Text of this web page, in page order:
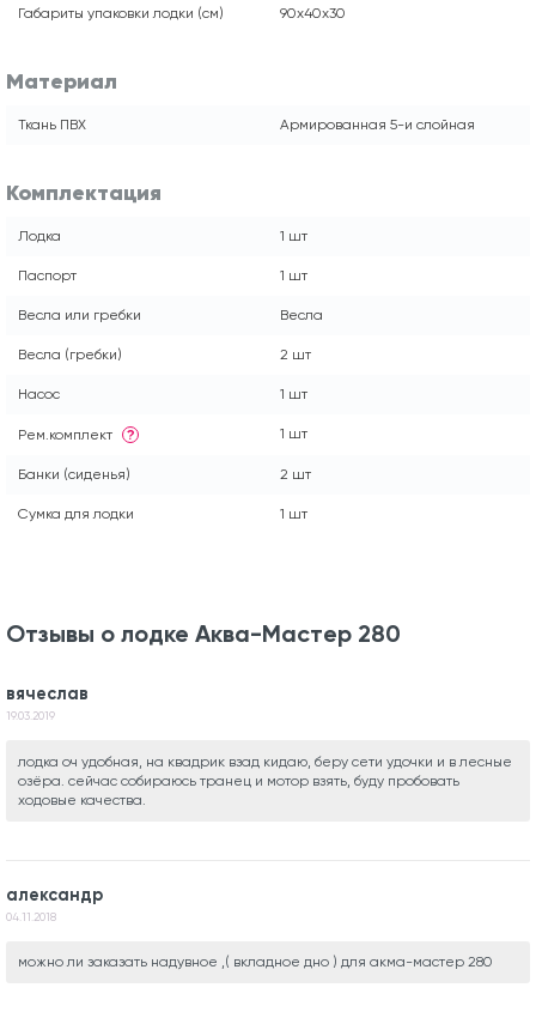
Габариты упаковки лодки (см) 90x40x30
Материал
Ткань ПВХ Армированная 5-и слойная
Комплектация
Лодка 1 шт
Паспорт 1 шт
Весла или гребки Весла
Весла (гребки) 2 шт
Насос 1 шт
Рем.комплект ? 1 шт
Банки (сиденья) 2 шт
Сумка для лодки 1 шт
Отзывы о лодке Аква-Мастер 280
вячеслав
19.03.2019
лодка оч удобная, на квадрик взад кидаю, беру сети удочки и в лесные
озёра. сейчас собираюсь транец и мотор взять, буду пробовать
ходовые качества.
александр
04.11.2018
можно ли заказать надувное ,( вкладное дно ) для акма-мастер 280